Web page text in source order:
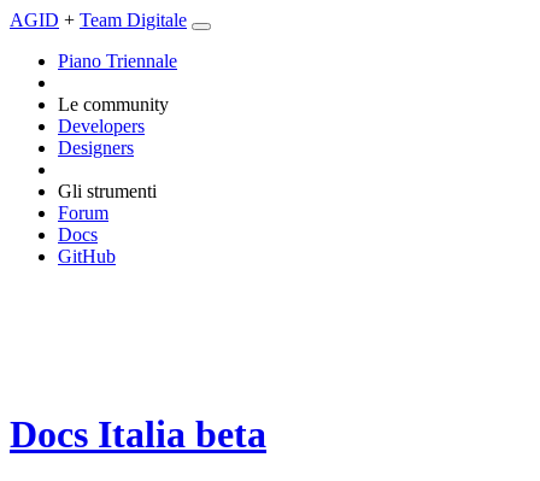
AGID + Team Digitale
Piano Triennale
Le community
Developers
Designers
Gli strumenti
Forum
Docs
GitHub
Docs Italia beta